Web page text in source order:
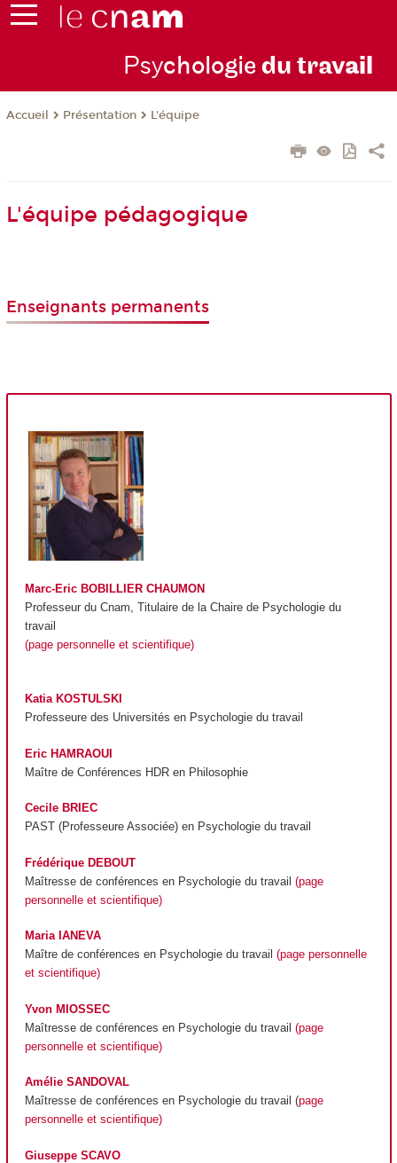
Psychologie du travail
Accueil Présentation L'équipe
L'équipe pédagogique
Enseignants permanents
Marc-Eric BOBILLIER CHAUMON
Professeur du Cnam, Titulaire de la Chaire de Psychologie du
travail
(page personnelle et scientifique)
Katia KOSTULSKI
Professeure des Universités en Psychologie du travail
Eric HAMRAOUI
Maître de Conférences HDR en Philosophie
Cecile BRIEC
PAST (Professeure Associée) en Psychologie du travail
Frédérique DEBOUT
Maîtresse de conférences en Psychologie du travail (page
personnelle et scientifique)
Maria IANEVA
Maître de conférences en Psychologie du travail (page personnelle
et scientifique)
Yvon MIOSSEC
Maîtresse de conférences en Psychologie du travail (page
personnelle et scientifique)
Amélie SANDOVAL
Maîtresse de conférences en Psychologie du travail (page
personnelle et scientifique)
Giuseppe SCAVO